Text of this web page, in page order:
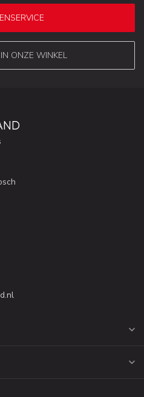
ONZE WINKEL